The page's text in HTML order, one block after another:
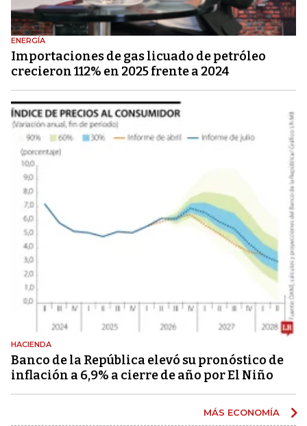
ENERGÍA
Importaciones de gas licuado de petróleo
crecieron 112% en 2025 frente a 2024
HACIENDA
Banco de la República elevó su pronóstico de
inflación a 6,9% a cierre de año por El Niño
MÁS ECONOMÍA